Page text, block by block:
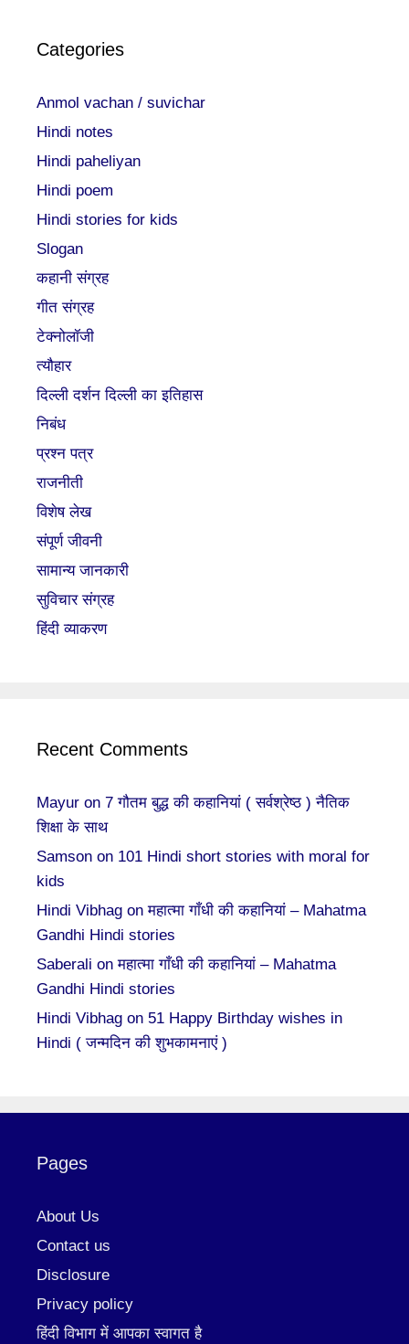
Categories
Anmol vachan / suvichar
Hindi notes
Hindi paheliyan
Hindi poem
Hindi stories for kids
Slogan
कहानी संग्रह
गीत संग्रह
टेक्नोलॉजी
त्यौहार
दिल्ली दर्शन दिल्ली का इतिहास
निबंध
प्रश्न पत्र
राजनीती
विशेष लेख
संपूर्ण जीवनी
सामान्य जानकारी
सुविचार संग्रह
हिंदी व्याकरण
Recent Comments
Mayur on 7 गौतम बुद्ध की कहानियां ( सर्वश्रेष्ठ ) नैतिक
शिक्षा के साथ
Samson on 101 Hindi short stories with moral for
kids
Hindi Vibhag onमहात्मा गाँधी की कहानियां – Mahatma
Gandhi Hindi stories
Saberali onमहात्मा गाँधी की कहानियां – Mahatma
Gandhi Hindi stories
Hindi Vibhag on 51 Happy Birthday wishes in
Hindi ( जन्मदिन की शुभकामनाएं )
Pages
About Us
Contact us
Disclosure
Privacy policy
हिंदी विभाग में आपका स्वागत है